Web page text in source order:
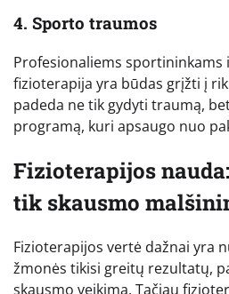
4. Sporto traumos
Profesionaliems sportininkams
fizioterapija yra būdas grįžti į
padeda ne tik gydyti traumą,
programą, kuri apsaugo nuo
Fizioterapijos
tik skausmo
Fizioterapijos vertė dažnai yra
žmonės tikisi greitų rezultatų,
skausmo veikimą. Tačiau